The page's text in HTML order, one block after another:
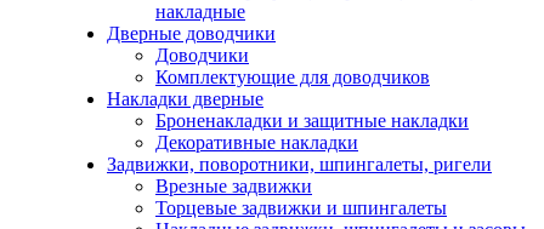
накладные
Дверные доводчики
Доводчики
Комплектующие для доводчиков
Накладки дверные
Броненакладки и защитные накладки
Декоративные накладки
Задвижки, поворотники, шпингалеты, ригели
Врезные задвижки
Торцевые задвижки и шпингалеты